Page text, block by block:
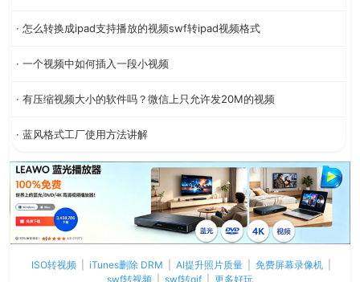
· 怎么转换成ipad支持播放的视频swf转ipad视频格式
· 一个视频中如何插入一段小视频
· 有压缩视频大小的软件吗？微信上只允许发20M的视频
· 蓝风格式工厂使用方法讲解
ISO转视频 iTunes删除 DRM AI提升照片质量 免费屏幕录像机
swf转视频
swf转gif 更多好玩